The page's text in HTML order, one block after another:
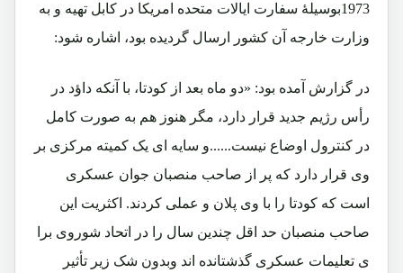
1973بوسیلۀ سفارت ایالات متحده امریکا در کابل تهیه و به
وزارت خارجه آن کشور ارسال گردیده بود، اشاره شود:
در گزارش آمده بود: «دو ماه بعد از کودتا، با آنکه داؤد در
رأس رژیم جدید قرار دارد، مگر هنوز هم به صورت کامل
در کنترول اوضاع نیست......و سایه ای یک کمیته مرکزی بر
وی قرار دارد که پر از صاحب منصبان جوان عسکری
است که کودتا را با وی پلان و عملی کردند. اکثریت این
صاحب منصبان حد اقل چندین سال را در اتحاد شوروی برا
ی تعلیمات عسکری گذشتانده اند وبدون شک زیر تأثیر